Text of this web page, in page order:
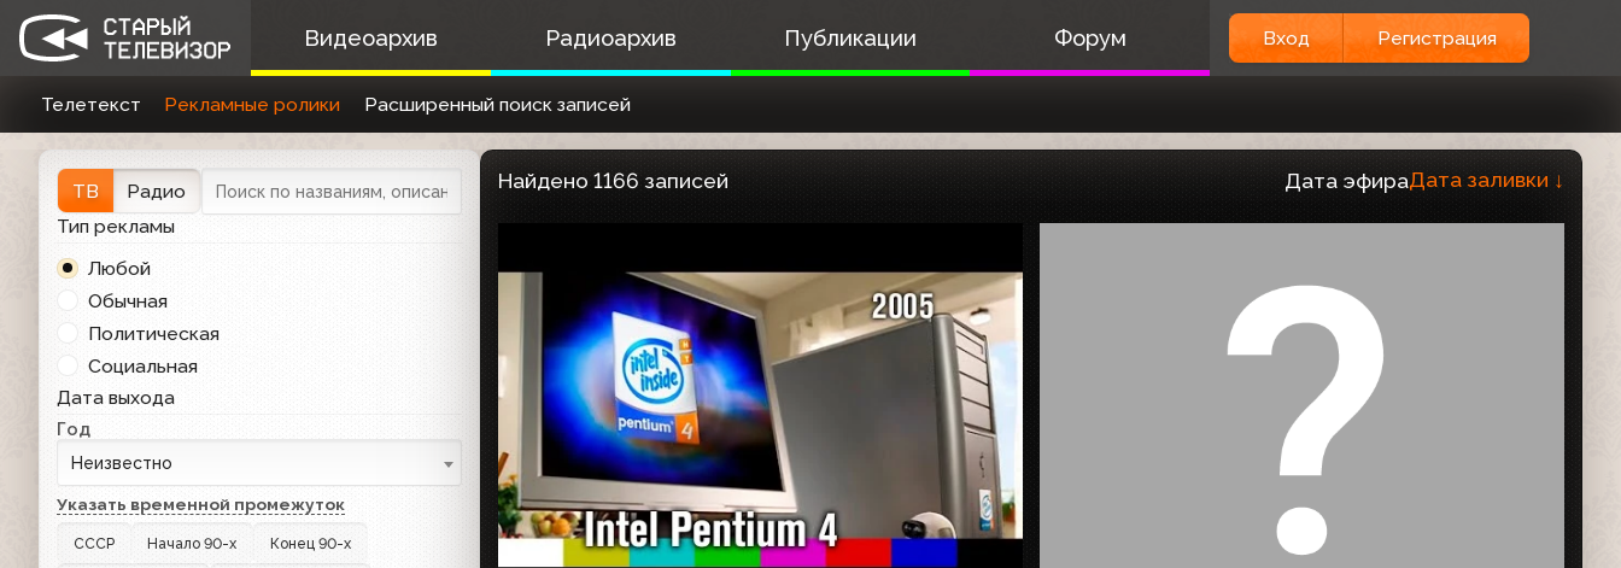
Видеоархив Радиоархив Публикации Форум Вход Регистрация
Телетекст Рекламные ролики Расширенный поиск записей
ТВ
Радио
Тип рекламы
Любой
Обычная
Политическая
Социальная
Дата выхода
Год
Неизвестно
Указать временной промежуток
СССР Начало 90-х Конец 90-х
Найдено 1166 записей Дата эфираДата заливки ↓